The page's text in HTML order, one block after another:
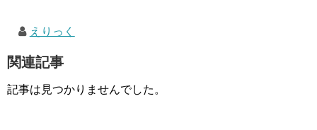
えりっく
関連記事
記事は見つかりませんでした。